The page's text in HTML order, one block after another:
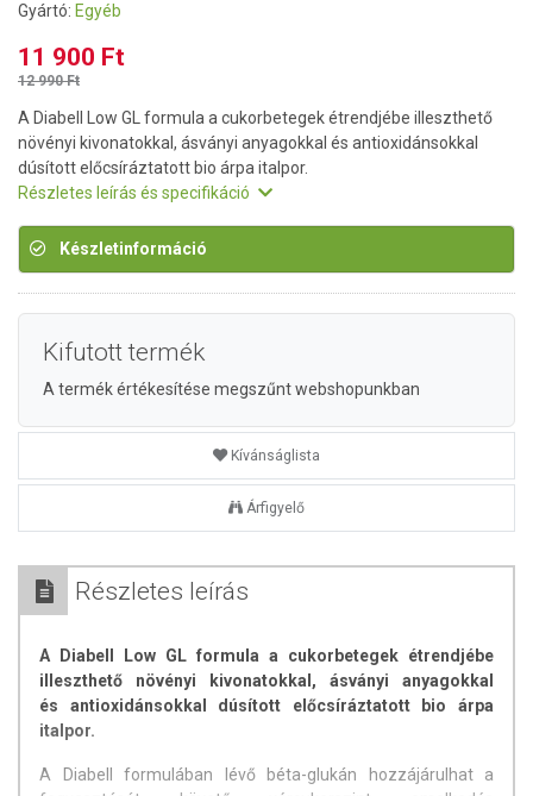
Gyártó: Egyéb
11 900 Ft
12 990 Ft
A Diabell Low GL formula a cukorbetegek étrendjébe illeszthető
növényi kivonatokkal, ásványi anyagokkal és antioxidánsokkal
dúsított előcsíráztatott bio árpa italpor.
Részletes leírás és specifikáció
Készletinformáció
Kifutott termék
A termék értékesítése megszűnt webshopunkban
Kívánságlista
Árfigyelő
Részletes leírás
A Diabell Low GL formula a cukorbetegek étrendjébe
illeszthető növényi kivonatokkal, ásványi anyagokkal
és antioxidánsokkal dúsított előcsíráztatott bio árpa
italpor.
A Diabell formulában lévő béta-glukán hozzájárulhat a